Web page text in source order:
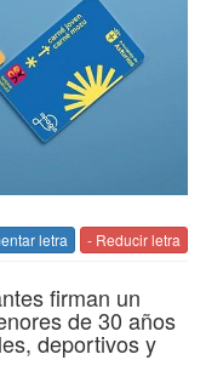
letra - Reducir letra
firman un
de 30 años
deportivos y